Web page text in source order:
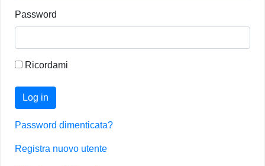
Password
Ricordami
Log in
Password dimenticata?
Registra nuovo utente